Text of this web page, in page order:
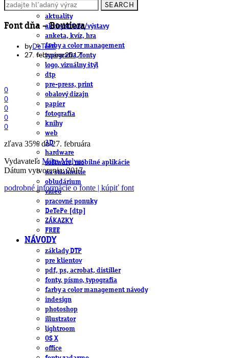
ČLÁNKY
aktuality
akcie/súťaže/výstavy
anketa, kvíz, hra
farby a color management
typografia, fonty
logo, vizuálny štýl
dtp
pre-press, print
obalový dizajn
papier
fotografia
knihy
web
3D
hardware
software, mobilné aplikácie
na stiahnutie
obludárium
video
pracovné ponuky
DeTePe [dtp]
ZÁKAZKY
FREE
NÁVODY
základy DTP
pre klientov
pdf, ps, acrobat, distiller
fonty, písmo, typografia
farby a color management návody
indesign
photoshop
illustrator
lightroom
OS X
office
SEARCH
Font dňa – Boutiera
byDeTePe
27. februára 2017
0
0
0
0
0
zľava 35% do 27. februára
Vydavateľ: Mika Melvas
Dátum vytvorenia: 2017
podrobné informácie o fonte | kúpiť font